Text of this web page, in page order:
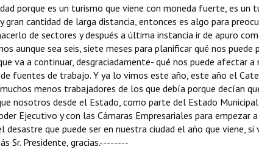
porque es un turismo que viene con moneda fuerte, es un
gran cantidad de larga distancia, entonces es algo para
de sectores y después a última instancia ir de apuro
aunque sea seis, siete meses para planificar qué nos
va a continuar, desgraciadamente- qué nos puede afectar
fuentes de trabajo. Y ya lo vimos este año, este año el
menos trabajadores de los que debía porque decían
nosotros desde el Estado, como parte del Estado
Ejecutivo y con las Cámaras Empresariales para
que puede ser en nuestra ciudad el año que viene,
Sr. Presidente, gracias.--------